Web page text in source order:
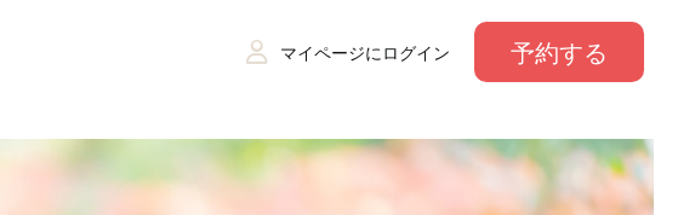
マイページにログイン 予約する